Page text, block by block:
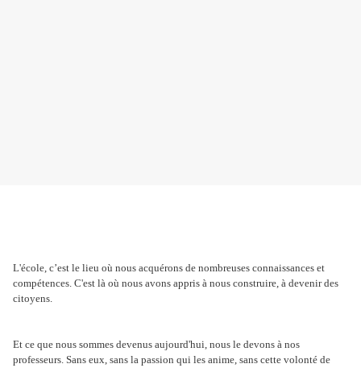
L'école, c’est le lieu où nous acquérons de nombreuses connaissances et
compétences. C'est là où nous avons appris à nous construire, à devenir des
citoyens.
Et ce que nous sommes devenus aujourd'hui, nous le devons à nos
professeurs. Sans eux, sans la passion qui les anime, sans cette volonté de